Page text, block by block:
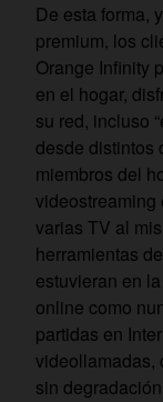
De esta forma,
premium, los
Orange Infinity
en el hogar,
su red, incluso
desde distintos
miembros del
videostreaming
varias TV al
herramientas
estuvieran en
online como
partidas en
videollamadas,
sin